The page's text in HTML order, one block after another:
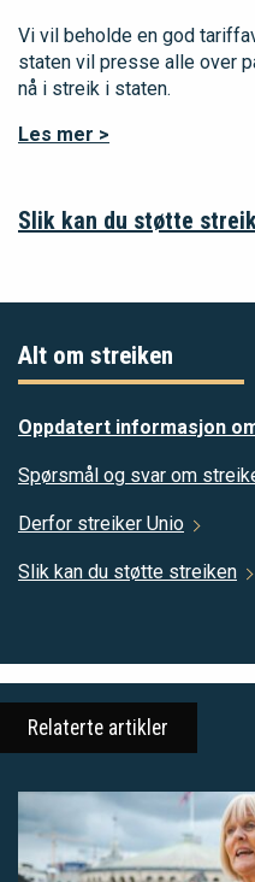
Vi vil beholde en god
staten vil presse alle over
nå i streik i staten.
Les mer >
Slik kan du støtte
Alt om streiken
Oppdatert informasjon
Spørsmål og svar om
Derfor streiker Unio
Slik kan du støtte streiken
Relaterte artikler